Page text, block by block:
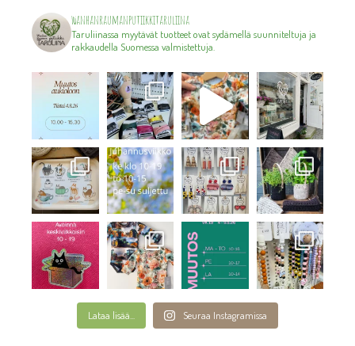
wanhanraumanputiikkitaruliina
Taruliinassa myytävät tuotteet ovat sydämellä suunniteltuja ja
rakkaudella Suomessa valmistettuja.
Lataa lisää... Seuraa Instagramissa